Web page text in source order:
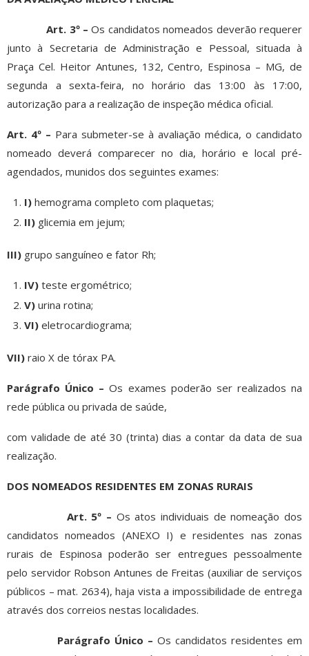
Art. 3º – Os candidatos nomeados deverão requerer
junto à Secretaria de Administração e Pessoal, situada à
Praça Cel. Heitor Antunes, 132, Centro, Espinosa – MG, de
segunda a sexta-feira, no horário das 13:00 às 17:00,
autorização para a realização de inspeção médica oficial.
Art. 4º – Para submeter-se à avaliação médica, o candidato
nomeado deverá comparecer no dia, horário e local pré-
agendados, munidos dos seguintes exames:
I) hemograma completo com plaquetas;
II) glicemia em jejum;
III) grupo sanguíneo e fator Rh;
IV) teste ergométrico;
V) urina rotina;
VI) eletrocardiograma;
VII) raio X de tórax PA.
Parágrafo Único – Os exames poderão ser realizados na
rede pública ou privada de saúde,
com validade de até 30 (trinta) dias a contar da data de sua
realização.
DOS NOMEADOS RESIDENTES EM ZONAS RURAIS
Art. 5º – Os atos individuais de nomeação dos
candidatos nomeados (ANEXO I) e residentes nas zonas
rurais de Espinosa poderão ser entregues pessoalmente
pelo servidor Robson Antunes de Freitas (auxiliar de serviços
públicos – mat. 2634), haja vista a impossibilidade de entrega
através dos correios nestas localidades.
Parágrafo Único – Os candidatos residentes em